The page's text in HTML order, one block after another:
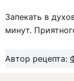
Запекать в
минут.
Автор рецепта: